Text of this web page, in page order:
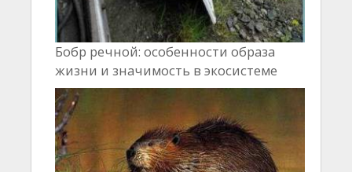
Бобр речной: особенности образа
жизни и значимость в экосистеме